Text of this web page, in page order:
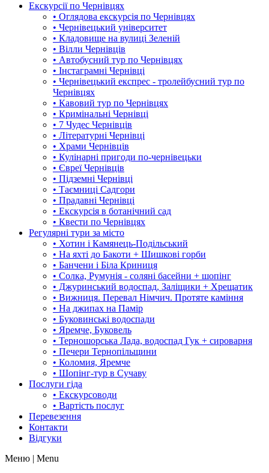
Екскурсії по Чернівцях
• Оглядова екскурсія по Чернівцях
• Чернівецький університет
• Кладовище на вулиці Зеленій
• Вілли Чернівців
• Автобусний тур по Чернівцях
• Інстаграмні Чернівці
• Чернівецький експрес - тролейбусний тур по
Чернівцях
• Кавовий тур по Чернівцях
• Кримінальні Чернівці
• 7 Чудес Чернівців
• Літературні Чернівці
• Храми Чернівців
• Кулінарні пригоди по-чернівецьки
• Євреї Чернівців
• Підземні Чернівці
• Таємниці Садгори
• Прадавні Чернівці
• Екскурсія в ботанічний сад
• Квести по Чернівцях
Регулярні тури за місто
• Хотин і Камянець-Подільський
• На яхті до Бакоти + Шишкові горби
• Банчени і Біла Криниця
• Солка, Румунія - соляні басейни + шопінг
• Джуринський водоспад, Заліщики + Хрещатик
• Вижниця. Перевал Німчич. Протяте каміння
• На джипах на Памір
• Буковинські водоспади
• Яремче, Буковель
• Терношорська Лада, водоспад Гук + сироварня
• Печери Тернопільщини
• Коломия, Яремче
• Шопінг-тур в Сучаву
Послуги гіда
• Екскурсоводи
• Вартість послуг
Перевезення
Контакти
Відгуки
Меню | Menu